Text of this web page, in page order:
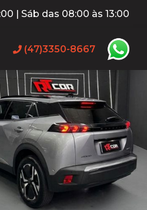
| Sáb das 08:00 às 13:00
(47)3350-8667